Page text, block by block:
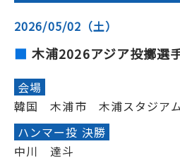
2026/05/02（土）
木浦2026アジア投擲選
会場
韓国 木浦市 木浦スタジア
ハンマー投 決勝
中川 達斗